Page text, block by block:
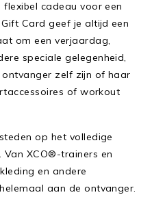
cadeau voor een
Card geef je altijd een
om een verjaardag,
speciale gelegenheid,
zelf zijn of haar
of workout
op het volledige
Van XCO®-trainers en
en andere
aan de ontvanger.